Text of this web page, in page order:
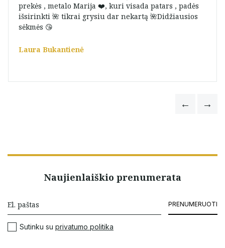
prekės , metalo Marija ❤️, kuri visada patars , padės
išsirinkti 🌺 tikrai grysiu dar nekartą 🌺Didžiausios
sėkmės 😘
Laura Bukantienė
Naujienlaiškio prenumerata
PRENUMERUOTI
Sutinku su privatumo politika